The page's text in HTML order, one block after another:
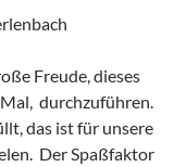
Freude, dieses
durchzuführen.
das ist für unsere
Der Spaßfaktor